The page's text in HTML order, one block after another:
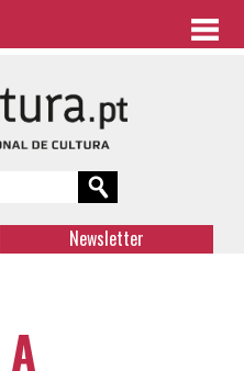
Newsletter